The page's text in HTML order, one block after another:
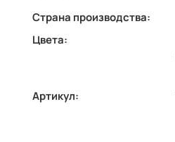
Страна производства:
Цвета:
Артикул: